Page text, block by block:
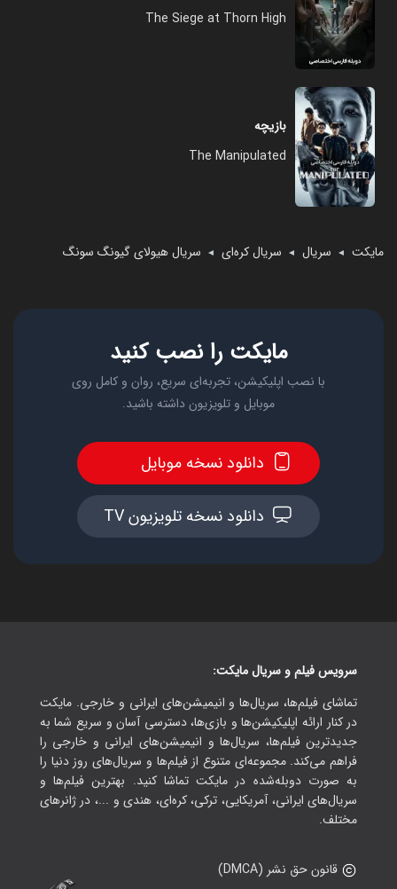
The Siege at Thorn High
بازیچه
The Manipulated
مایکت ◄ سریال ◄ سریال کره‌ای ◄ سریال هیولای گیونگ‌ سونگ
مایکت را نصب کنید
با نصب اپلیکیشن، تجربه‌ای سریع، روان و کامل روی
موبایل و تلویزیون داشته باشید.
دانلود نسخه موبایل
دانلود نسخه تلویزیون TV
سرویس فیلم و سریال مایکت:
تماشای فیلم‌ها، سریال‌ها و انیمیشن‌های ایرانی و خارجی. مایکت
در کنار ارائه اپلیکیشن‌ها و بازی‌ها، دسترسی آسان و سریع شما به
جدیدترین فیلم‌ها، سریال‌ها و انیمیشن‌های ایرانی و خارجی را
فراهم می‌کند. مجموعه‌ای متنوع از فیلم‌ها و سریال‌های روز دنیا را
به صورت دوبله‌شده در مایکت تماشا کنید. بهترین فیلم‌ها و
سریال‌های ایرانی، آمریکایی، ترکی، کره‌ای، هندی و ...، در ژانرهای
مختلف.
قانون حق نشر (DMCA)